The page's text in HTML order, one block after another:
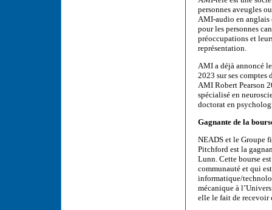
personnes aveugles
AMI-audio en anglais
pour les personnes
préoccupations et
représentation.
AMI a déjà annoncé
2023 sur ses comptes
AMI Robert Pearson
spécialisé en
doctorat en
Gagnante de la
NEADS et le Groupe
Pitchford est la
Lunn. Cette bourse
communauté et qui
informatique/
mécanique à
elle le fait de recevoir